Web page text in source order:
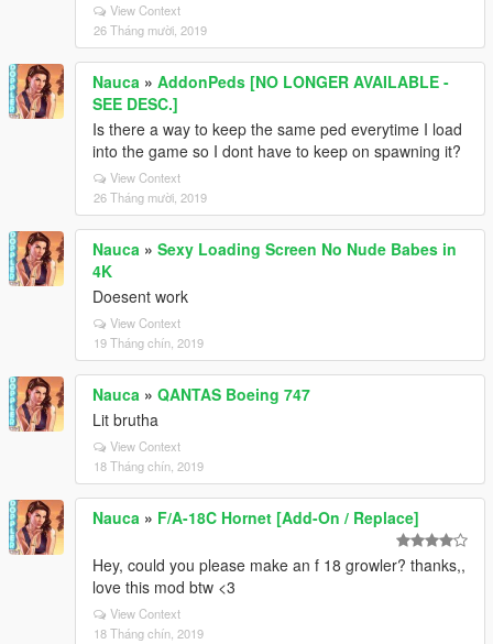
View Context
26 Tháng mười, 2019
Nauca » AddonPeds [NO LONGER AVAILABLE -
SEE DESC.]
Is there a way to keep the same ped everytime I load
into the game so I dont have to keep on spawning it?
View Context
26 Tháng mười, 2019
Nauca » Sexy Loading Screen No Nude Babes in
4K
Doesent work
View Context
19 Tháng chín, 2019
Nauca » QANTAS Boeing 747
Lit brutha
View Context
18 Tháng chín, 2019
Nauca » F/A-18C Hornet [Add-On / Replace]
Hey, could you please make an f 18 growler? thanks,,
love this mod btw <3
View Context
18 Tháng chín, 2019